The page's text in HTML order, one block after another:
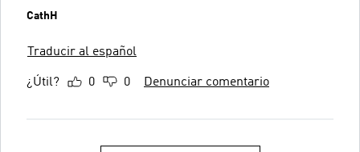
CathH
Traducir al español
¿Útil? 0 0 Denunciar comentario